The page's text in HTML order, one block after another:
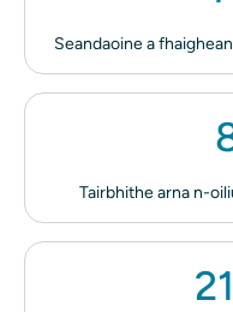
Seandaoine a
Tairbhithe arna n-